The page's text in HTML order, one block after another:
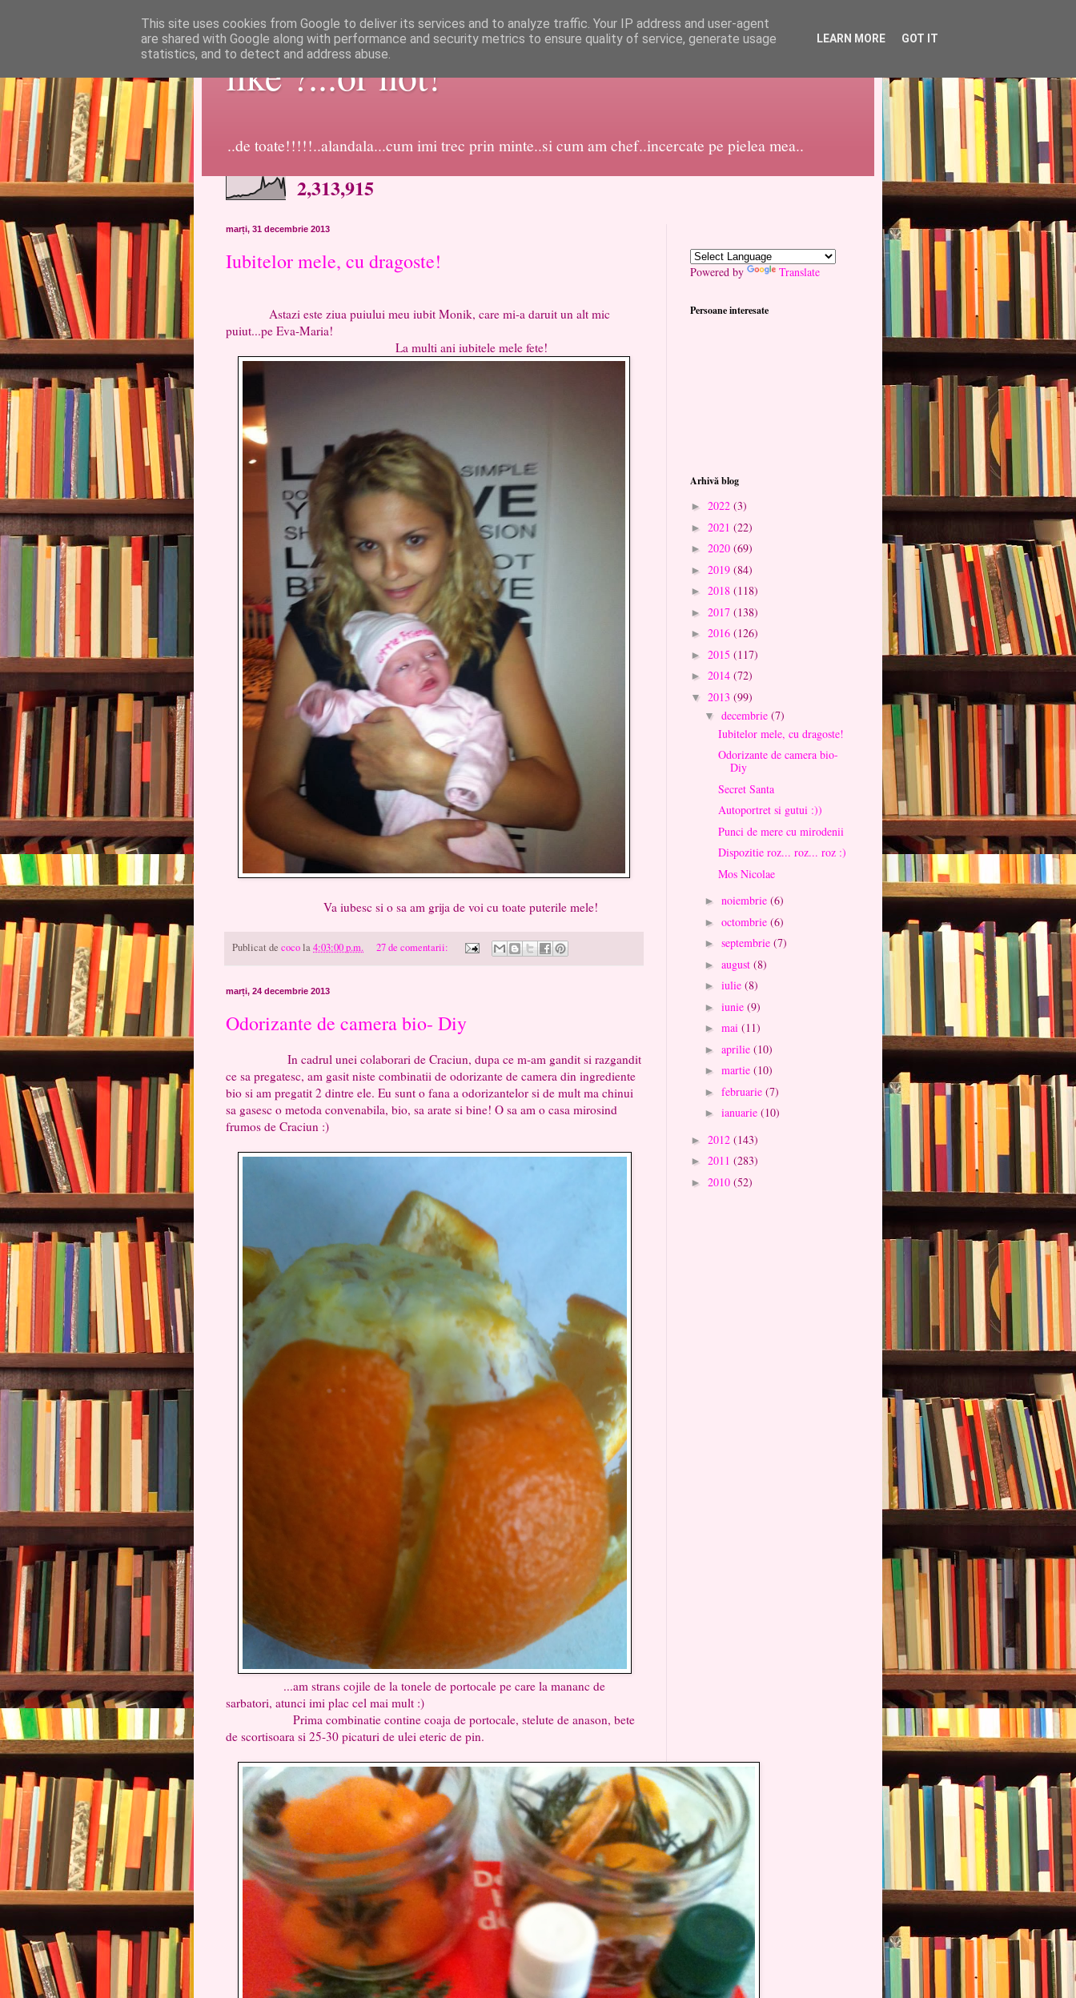
like ?...or not!
..de toate!!!!!..alandala...cum imi trec prin minte..si cum am chef..incercate pe pielea mea..
2,313,915
marți, 31 decembrie 2013
Iubitelor mele, cu dragoste!
Astazi este ziua puiului meu iubit Monik, care mi-a daruit un alt mic
puiut...pe Eva-Maria!
La multi ani iubitele mele fete!
Va iubesc si o sa am grija de voi cu toate puterile mele!
Publicat de cocola4:03:00 p.m. 27 de comentarii:
marți, 24 decembrie 2013
Odorizante de camera bio- Diy
In cadrul unei colaborari de Craciun, dupa ce m-am gandit si razgandit
ce sa pregatesc, am gasit niste combinatii de odorizante de camera din ingrediente
bio si am pregatit 2 dintre ele. Eu sunt o fana a odorizantelor si de mult ma chinui
sa gasesc o metoda convenabila, bio, sa arate si bine! O sa am o casa mirosind
frumos de Craciun :)
...am strans cojile de la tonele de portocale pe care la mananc de
sarbatori, atunci imi plac cel mai mult :)
Prima combinatie contine coaja de portocale, stelute de anason, bete
de scortisoara si 25-30 picaturi de ulei eteric de pin.
Powered by Translate
Persoane interesate
Arhivă blog
► 2022 (3)
► 2021 (22)
► 2020 (69)
► 2019 (84)
► 2018 (118)
► 2017 (138)
► 2016 (126)
► 2015 (117)
► 2014 (72)
▼ 2013 (99)
▼ decembrie (7)
Iubitelor mele, cu dragoste!
Odorizante de camera bio-
Diy
Secret Santa
Autoportret si gutui :))
Punci de mere cu mirodenii
Dispozitie roz... roz... roz :)
Mos Nicolae
► noiembrie (6)
► octombrie (6)
► septembrie (7)
► august (8)
► iulie (8)
► iunie (9)
► mai (11)
► aprilie (10)
► martie (10)
► februarie (7)
► ianuarie (10)
► 2012 (143)
► 2011 (283)
► 2010 (52)
This site uses cookies from Google to deliver its services and to analyze traffic. Your IP address and user-agent
are shared with Google along with performance and security metrics to ensure quality of service, generate usage
statistics, and to detect and address abuse.
LEARN MORE GOT IT